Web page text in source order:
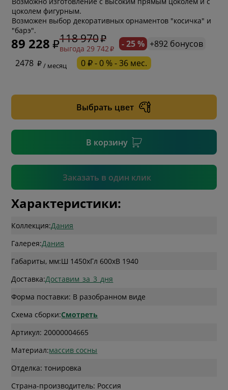
цоколем фигурным.
Возможен выбор декоративных орнаментов "косичка" и
"барэ".
89 228 118 970
выгода 29 742 - 25 % +892 бонусов
2478
/ месяц 0 ₽ - 0 % - 36 мес.
Выбрать цвет
В корзину
Заказать в один клик
* обязательное поле
Подтвердить
Характеристики:
Коллекция:Дания
Галерея:Дания
Габариты, мм:Ш 1450xГл 600xВ 1940
Доставка:Доставим_за_3_дня
Форма поставки: В разобранном виде
Схема сборки:Смотреть
Артикул: 20000004665
Материал:массив сосны
Отделка: тонировка
Страна-производитель: Россия